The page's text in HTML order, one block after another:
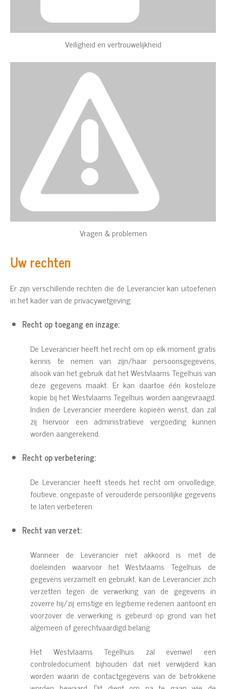
Veiligheid en vertrouwelijkheid
Vragen & problemen
Uw rechten
Er zijn verschillende rechten die de Leverancier kan uitoefenen
in het kader van de privacywetgeving:
Recht op toegang en inzage:
De Leverancier heeft het recht om op elk moment gratis
kennis te nemen van zijn/haar persoonsgegevens,
alsook van het gebruik dat het Westvlaams Tegelhuis van
deze gegevens maakt. Er kan daartoe één kosteloze
kopie bij het Westvlaams Tegelhuis worden aangevraagd.
Indien de Leverancier meerdere kopieën wenst, dan zal
zij hiervoor een administratieve vergoeding kunnen
worden aangerekend.
Recht op verbetering:
De Leverancier heeft steeds het recht om onvolledige,
foutieve, ongepaste of verouderde persoonlijke gegevens
te laten verbeteren.
Recht van verzet:
Wanneer de Leverancier niet akkoord is met de
doeleinden waarvoor het Westvlaams Tegelhuis de
gegevens verzamelt en gebruikt, kan de Leverancier zich
verzetten tegen de verwerking van de gegevens in
zoverre hij/zij ernstige en legitieme redenen aantoont en
voorzover de verwerking is gebeurd op grond van het
algemeen of gerechtvaardigd belang.
Het Westvlaams Tegelhuis zal evenwel een
controledocument bijhouden dat niet verwijderd kan
worden waarin de contactgegevens van de betrokkene